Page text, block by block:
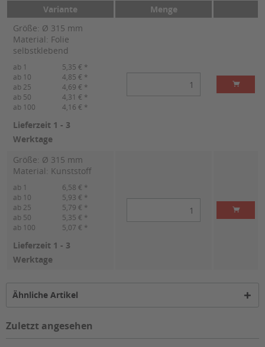
Variante
Menge
Größe: Ø 315 mm
Material: Folie
selbstklebend
ab 1
5,35 € *
ab 10
4,85 € *
ab 25
4,69 € *
ab 50
4,31 € *
ab 100
4,16 € *
Lieferzeit 1 - 3
Werktage
Größe: Ø 315 mm
Material: Kunststoff
ab 1
6,58 € *
ab 10
5,93 € *
ab 25
5,79 € *
ab 50
5,35 € *
ab 100
5,07 € *
Lieferzeit 1 - 3
Werktage
Ähnliche Artikel
Zuletzt angesehen